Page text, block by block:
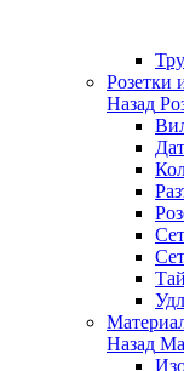
Розетки
Назад
Назад